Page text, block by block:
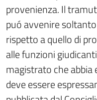
provenienza. Il
puó avvenire
rispetto a quello di
alle funzioni
magistrato che
deve essere